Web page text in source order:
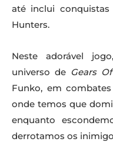
até inclui
Hunters.
Neste adorável
universo de Gears
Funko, em
onde temos que
enquanto
derrotamos os